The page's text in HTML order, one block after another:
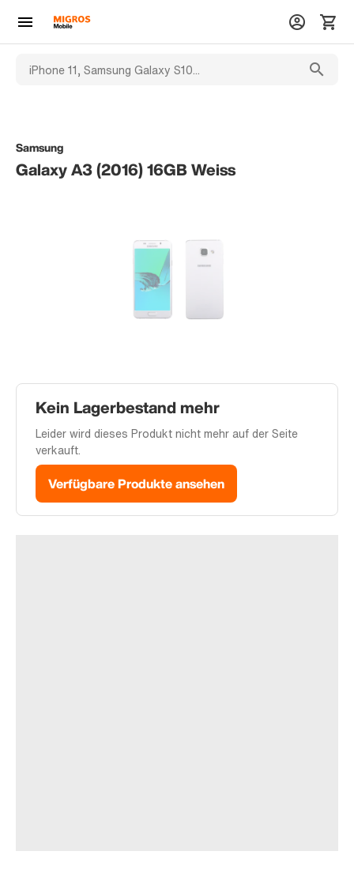
Samsung
Galaxy A3 (2016) 16GB Weiss
Kein Lagerbestand mehr
Leider wird dieses Produkt nicht mehr auf der Seite
verkauft.
Verfügbare Produkte ansehen